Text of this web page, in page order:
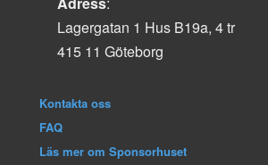
Lagergatan 1 Hus B19a, 4 tr
415 11 Göteborg
Kontakta oss
FAQ
Läs mer om Sponsorhuset